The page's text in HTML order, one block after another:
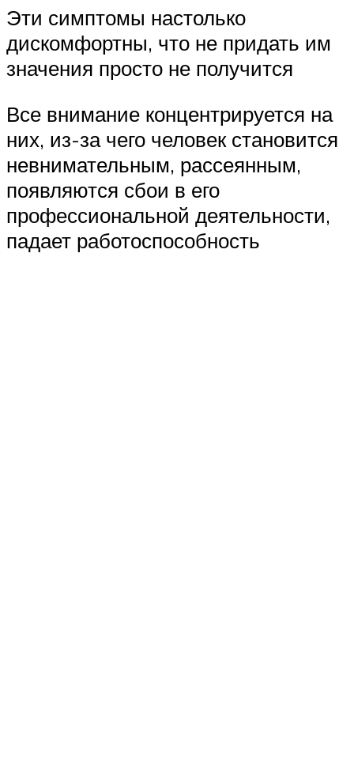
Эти симптомы настолько
дискомфортны, что не придать им
значения просто не получится
Все внимание концентрируется на
них, из-за чего человек становится
невнимательным, рассеянным,
появляются сбои в его
профессиональной деятельности,
падает работоспособность